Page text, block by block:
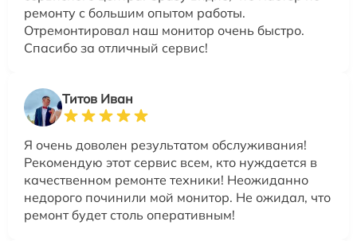
ремонту с большим опытом работы.
Отремонтировал наш монитор очень быстро.
Спасибо за отличный сервис!
Титов Иван
Я очень доволен результатом обслуживания!
Рекомендую этот сервис всем, кто нуждается в
качественном ремонте техники! Неожиданно
недорого починили мой монитор. Не ожидал, что
ремонт будет столь оперативным!